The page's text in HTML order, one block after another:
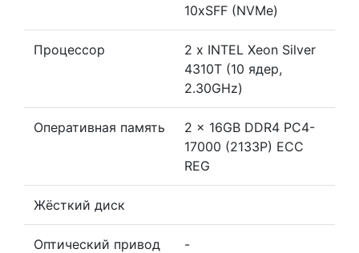
10xSFF (NVMe)
Процессор
2 x INTEL Xeon Silver
4310T (10 ядер,
2.30GHz)
Оперативная память
2 x 16GB DDR4 PC4-
17000 (2133P) ECC
REG
Жёсткий диск
Оптический привод -